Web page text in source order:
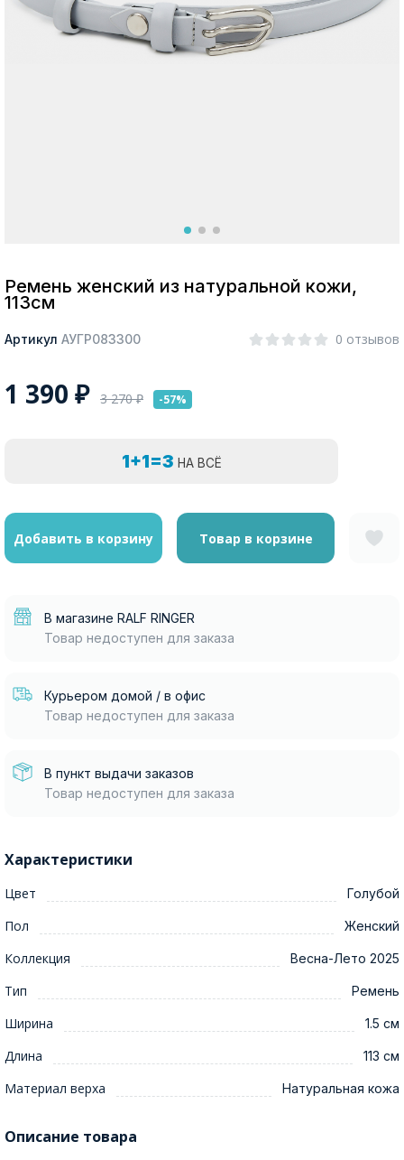
Ремень женский из натуральной кожи,
113см
Артикул АУГР083300 0 отзывов
1 390 ₽ 3 270₽ -57%
1+1=3 НА ВСЁ
Добавить в корзину Товар в корзине
В магазине RALF RINGER
Товар недоступен для заказа
Курьером домой / в офис
Товар недоступен для заказа
В пункт выдачи заказов
Товар недоступен для заказа
Характеристики
Цвет Голубой
Пол Женский
Коллекция Весна-Лето 2025
Тип Ремень
Ширина 1.5 см
Длина 113 см
Материал верха Натуральная кожа
Описание товара